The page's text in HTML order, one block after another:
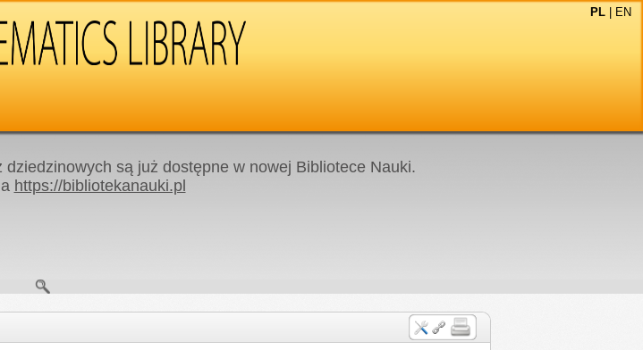
PL EN
są już dostępne w nowej Bibliotece Nauki.
https://bibliotekanauki.pl